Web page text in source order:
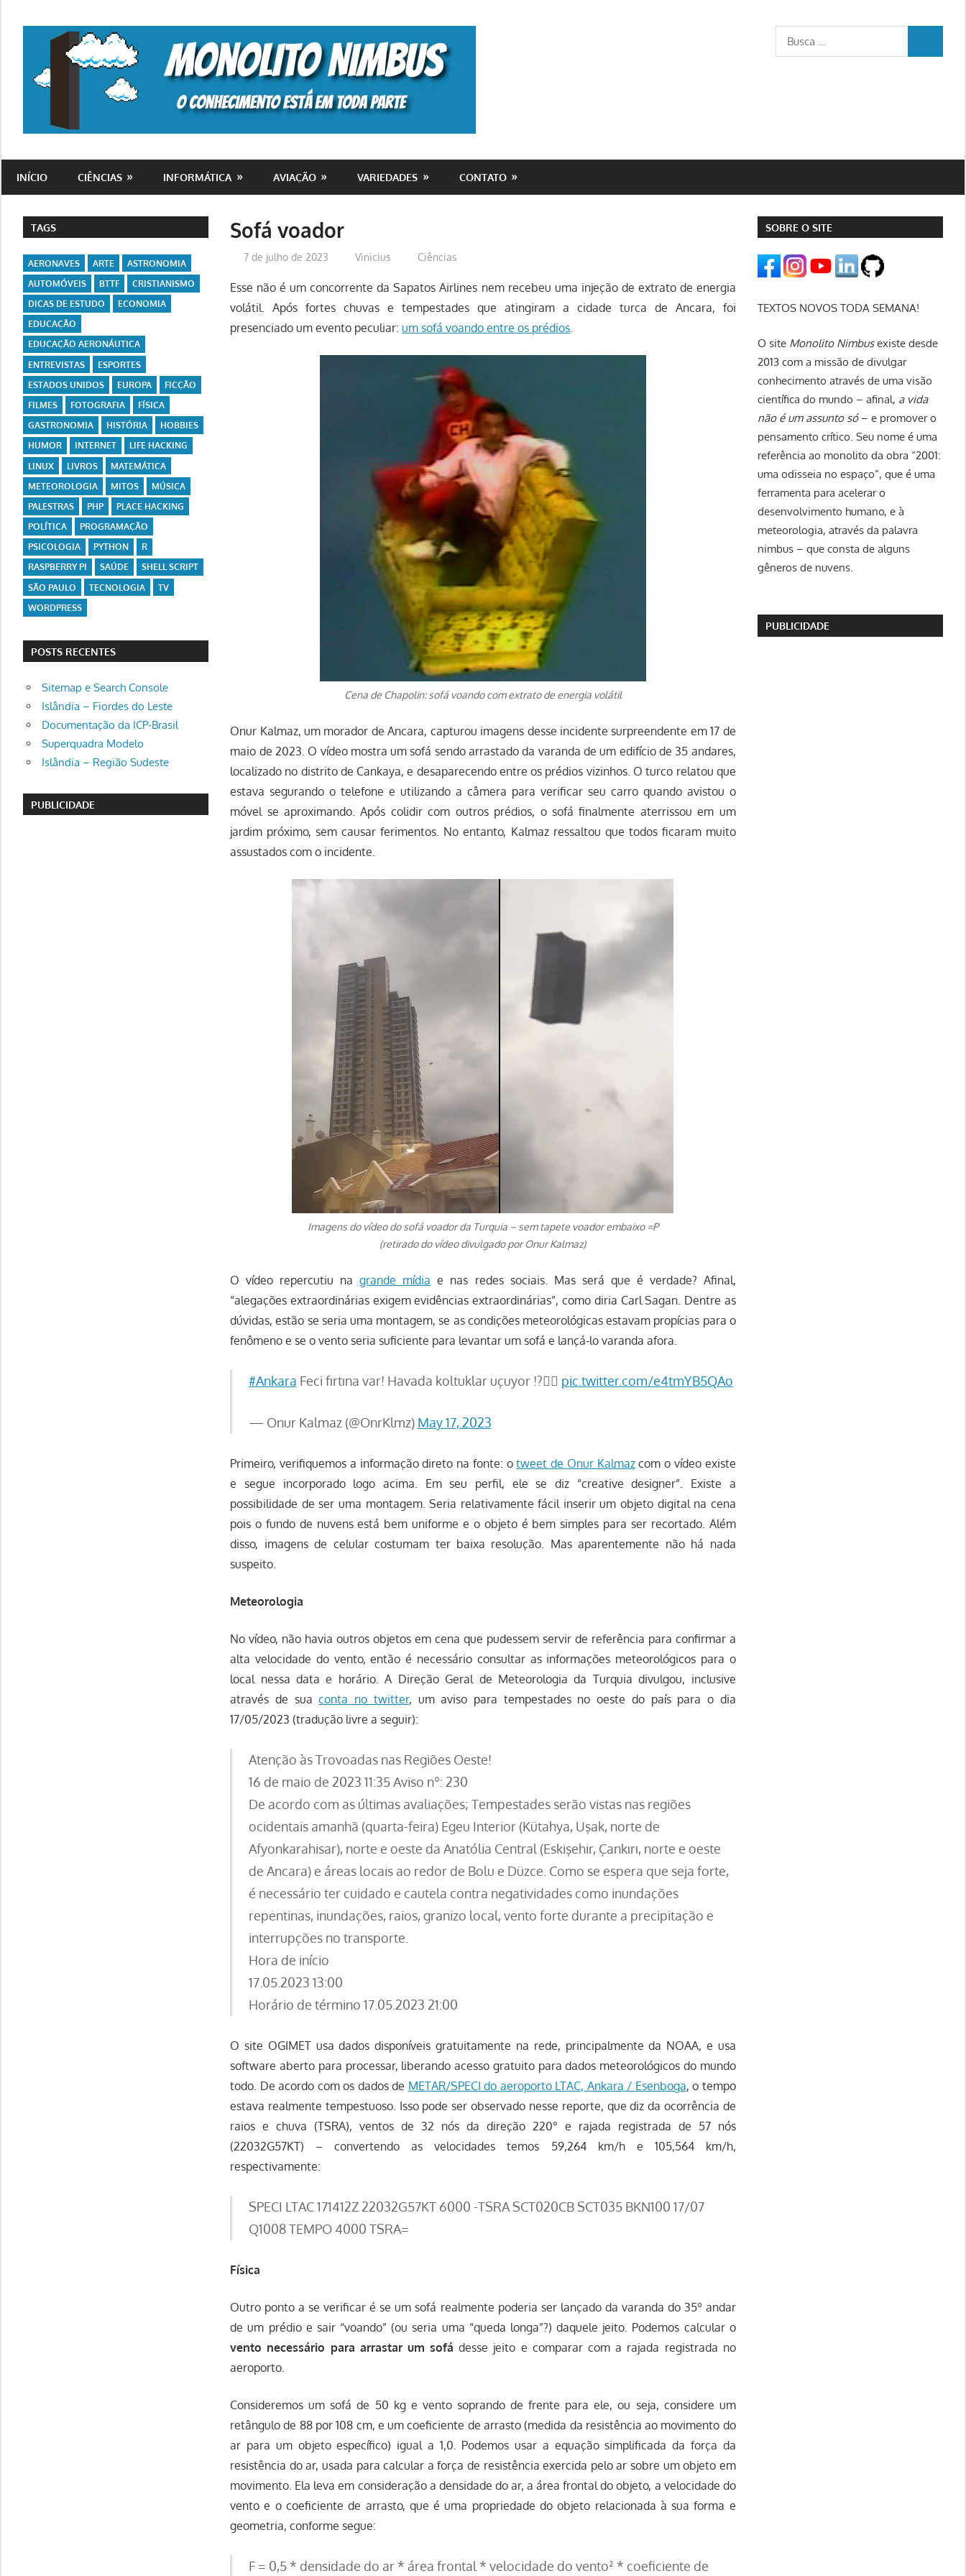
está
toda
parte
Busca
para:
INÍCIO CIÊNCIAS INFORMÁTICA AVIAÇÃO VARIEDADES CONTATO
Sofá voador
7 de julho de 2023 Vinicius Ciências
Esse não é um concorrente da Sapatos Airlines nem recebeu uma injeção de extrato de energia
volátil. Após fortes chuvas e tempestades que atingiram a cidade turca de Ancara, foi
presenciado um evento peculiar:um sofá voando entre os prédios
Cena de Chapolin: sofá voando com extrato de energia volátil
Onur Kalmaz, um morador de Ancara, capturou imagens desse incidente surpreendente em 17 de
maio de 2023. O vídeo mostra um sofá sendo arrastado da varanda de um edifício de 35 andares,
localizado no distrito de Cankaya, e desaparecendo entre os prédios vizinhos. O turco relatou que
estava segurando o telefone e utilizando a câmera para verificar seu carro quando avistou o
móvel se aproximando. Após colidir com outros prédios, o sofá finalmente aterrissou em um
jardim próximo, sem causar ferimentos. No entanto, Kalmaz ressaltou que todos ficaram muito
assustados com o incidente.
Imagens do vídeo do sofá voador da Turquia – sem tapete voador embaixo =P
(retirado do vídeo divulgado por Onur Kalmaz)
O vídeo repercutiu nagrande mídia e nas redes sociais. Mas será que é verdade? Afinal,
“alegações extraordinárias exigem evidências extraordinárias”, como diria Carl Sagan. Dentre as
dúvidas, estão se seria uma montagem, se as condições meteorológicas estavam propícias para o
fenômeno e se o vento seria suficiente para levantar um sofá e lançá-lo varanda afora.
#Ankara Feci fırtına var! Havada koltuklar uçuyor !?😵‍💫 pic.twitter.com/e4tmYB5QAo
— Onur Kalmaz (@OnrKlmz) May 17, 2023
Primeiro, verifiquemos a informação direto na fonte: otweet de Onur Kalmazcom o vídeo existe
e segue incorporado logo acima. Em seu perfil, ele se diz “creative designer”. Existe a
possibilidade de ser uma montagem. Seria relativamente fácil inserir um objeto digital na cena
pois o fundo de nuvens está bem uniforme e o objeto é bem simples para ser recortado. Além
disso, imagens de celular costumam ter baixa resolução. Mas aparentemente não há nada
suspeito.
Meteorologia
No vídeo, não havia outros objetos em cena que pudessem servir de referência para confirmar a
alta velocidade do vento, então é necessário consultar as informações meteorológicos para o
local nessa data e horário. A Direção Geral de Meteorologia da Turquia divulgou, inclusive
através de suaconta no twitter, um aviso para tempestades no oeste do país para o dia
17/05/2023 (tradução livre a seguir):
Atenção às Trovoadas nas Regiões Oeste!
16 de maio de 2023 11:35 Aviso nº: 230
De acordo com as últimas avaliações; Tempestades serão vistas nas regiões
ocidentais amanhã (quarta-feira) Egeu Interior (Kütahya, Uşak, norte de
Afyonkarahisar), norte e oeste da Anatólia Central (Eskişehir, Çankırı, norte e oeste
de Ancara) e áreas locais ao redor de Bolu e Düzce. Como se espera que seja forte,
é necessário ter cuidado e cautela contra negatividades como inundações
repentinas, inundações, raios, granizo local, vento forte durante a precipitação e
interrupções no transporte.
Hora de início
17.05.2023 13:00
Horário de término 17.05.2023 21:00
O site OGIMET usa dados disponíveis gratuitamente na rede, principalmente da NOAA, e usa
software aberto para processar, liberando acesso gratuito para dados meteorológicos do mundo
todo. De acordo com os dados de METAR/SPECI do aeroporto LTAC, Ankara / Esenboga, o tempo
estava realmente tempestuoso. Isso pode ser observado nesse reporte, que diz da ocorrência de
raios e chuva (TSRA), ventos de 32 nós da direção 220° e rajada registrada de 57 nós
(22032G57KT) – convertendo as velocidades temos 59,264 km/h e 105,564 km/h,
respectivamente:
SPECI LTAC 171412Z 22032G57KT 6000 -TSRA SCT020CB SCT035 BKN100 17/07
Q1008 TEMPO 4000 TSRA=
Física
Outro ponto a se verificar é se um sofá realmente poderia ser lançado da varanda do 35º andar
de um prédio e sair “voando” (ou seria uma “queda longa”?) daquele jeito. Podemos calcular o
vento necessário para arrastar um sofá desse jeito e comparar com a rajada registrada no
aeroporto.
Consideremos um sofá de 50 kg e vento soprando de frente para ele, ou seja, considere um
retângulo de 88 por 108 cm, e um coeficiente de arrasto (medida da resistência ao movimento do
ar para um objeto específico) igual a 1,0. Podemos usar a equação simplificada da força da
resistência do ar, usada para calcular a força de resistência exercida pelo ar sobre um objeto em
movimento. Ela leva em consideração a densidade do ar, a área frontal do objeto, a velocidade do
vento e o coeficiente de arrasto, que é uma propriedade do objeto relacionada à sua forma e
geometria, conforme segue:
F = 0,5 * densidade do ar * área frontal * velocidade do vento² * coeficiente de
TAGS
AERONAVES ARTE
ASTRONOMIA
AUTOMÓVEIS
BTTF
CRISTIANISMO
DICAS DE ESTUDO
ECONOMIA
EDUCAÇÃO
EDUCAÇÃO AERONÁUTICA
ENTREVISTAS
ESPORTES
ESTADOS UNIDOS
EUROPA
FICÇÃO
FILMES
FOTOGRAFIA
FÍSICA
GASTRONOMIA
HISTÓRIA
HOBBIES
HUMOR
INTERNET
LIFE HACKING
LINUX
LIVROS
MATEMÁTICA
METEOROLOGIA
MITOS
MÚSICA
PALESTRAS
PHP
PLACE HACKING
POLÍTICA
PROGRAMAÇÃO
PSICOLOGIA
PYTHON
R
RASPBERRY PI
SAÚDE
SHELL SCRIPT
SÃO PAULO
TECNOLOGIA
TV
WORDPRESS
POSTS RECENTES
Sitemap e Search Console
Islândia – Fiordes do Leste
Documentação da ICP-Brasil
Superquadra Modelo
Islândia – Região Sudeste
PUBLICIDADE
SOBRE O SITE
TEXTOS NOVOS TODA SEMANA!
O site Monolito Nimbusexiste desde
2013 com a missão de divulgar
conhecimento através de uma visão
científica do mundo – afinal, a vida
não é um assunto só– e promover o
pensamento crítico. Seu nome é uma
referência ao monolito da obra “2001:
uma odisseia no espaço”, que é uma
ferramenta para acelerar o
desenvolvimento humano, e à
meteorologia, através da palavra
nimbus – que consta de alguns
gêneros de nuvens.
PUBLICIDADE